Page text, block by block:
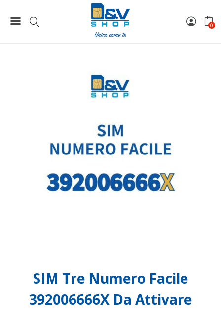
0
SIM Tre Numero Facile 392006666X Da Attivare
SIM Tre Numero Facile
392006666X Da Attivare